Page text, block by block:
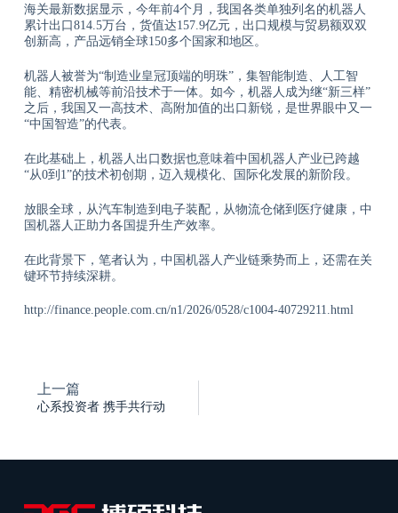
海关最新数据显示，今年前4个月，我国各类单独列名的机器人
累计出口814.5万台，货值达157.9亿元，出口规模与贸易额双双
创新高，产品远销全球150多个国家和地区。
机器人被誉为“制造业皇冠顶端的明珠”，集智能制造、人工智
能、精密机械等前沿技术于一体。如今，机器人成为继“新三样”
之后，我国又一高技术、高附加值的出口新锐，是世界眼中又一
“中国智造”的代表。
在此基础上，机器人出口数据也意味着中国机器人产业已跨越
“从0到1”的技术初创期，迈入规模化、国际化发展的新阶段。
放眼全球，从汽车制造到电子装配，从物流仓储到医疗健康，中
国机器人正助力各国提升生产效率。
在此背景下，笔者认为，中国机器人产业链乘势而上，还需在关
键环节持续深耕。
http://finance.people.com.cn/n1/2026/0528/c1004-40729211.html
上一篇
心系投资者 携手共行动